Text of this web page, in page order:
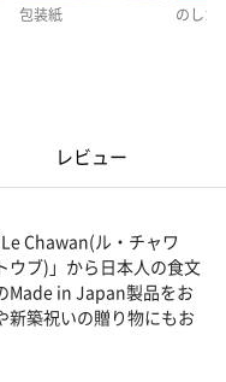
包装紙 のしカ
レビュー
Chawan(ル・チャワ
ウブ)」から日本人の食文
Made in Japan製品をお
新築祝いの贈り物にもお